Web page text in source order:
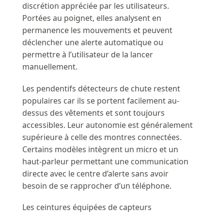
discrétion appréciée par les utilisateurs.
Portées au poignet, elles analysent en
permanence les mouvements et peuvent
déclencher une alerte automatique ou
permettre à l’utilisateur de la lancer
manuellement.
Les pendentifs détecteurs de chute restent
populaires car ils se portent facilement au-
dessus des vêtements et sont toujours
accessibles. Leur autonomie est généralement
supérieure à celle des montres connectées.
Certains modèles intègrent un micro et un
haut-parleur permettant une communication
directe avec le centre d’alerte sans avoir
besoin de se rapprocher d’un téléphone.
Les ceintures équipées de capteurs